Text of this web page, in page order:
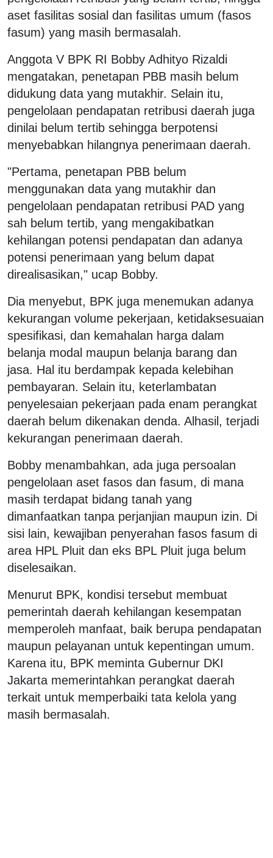
aset fasilitas sosial dan fasilitas umum (fasos
fasum) yang masih bermasalah.
Anggota V BPK RI Bobby Adhityo Rizaldi
mengatakan, penetapan PBB masih belum
didukung data yang mutakhir. Selain itu,
pengelolaan pendapatan retribusi daerah juga
dinilai belum tertib sehingga berpotensi
menyebabkan hilangnya penerimaan daerah.
"Pertama, penetapan PBB belum
menggunakan data yang mutakhir dan
pengelolaan pendapatan retribusi PAD yang
sah belum tertib, yang mengakibatkan
kehilangan potensi pendapatan dan adanya
potensi penerimaan yang belum dapat
direalisasikan," ucap Bobby.
Dia menyebut, BPK juga menemukan adanya
kekurangan volume pekerjaan, ketidaksesuaian
spesifikasi, dan kemahalan harga dalam
belanja modal maupun belanja barang dan
jasa. Hal itu berdampak kepada kelebihan
pembayaran. Selain itu, keterlambatan
penyelesaian pekerjaan pada enam perangkat
daerah belum dikenakan denda. Alhasil, terjadi
kekurangan penerimaan daerah.
Bobby menambahkan, ada juga persoalan
pengelolaan aset fasos dan fasum, di mana
masih terdapat bidang tanah yang
dimanfaatkan tanpa perjanjian maupun izin. Di
sisi lain, kewajiban penyerahan fasos fasum di
area HPL Pluit dan eks BPL Pluit juga belum
diselesaikan.
Menurut BPK, kondisi tersebut membuat
pemerintah daerah kehilangan kesempatan
memperoleh manfaat, baik berupa pendapatan
maupun pelayanan untuk kepentingan umum.
Karena itu, BPK meminta Gubernur DKI
Jakarta memerintahkan perangkat daerah
terkait untuk memperbaiki tata kelola yang
masih bermasalah.